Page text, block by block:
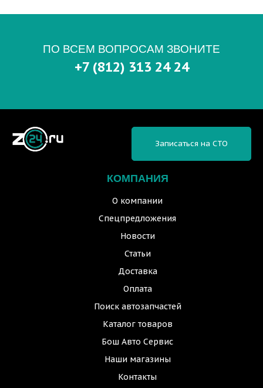
ПО ВСЕМ ВОПРОСАМ ЗВОНИТЕ
+7 (812) 313 24 24
КОМПАНИЯ
О компании
Спецпредложения
Новости
Статьи
Доставка
Оплата
Поиск автозапчастей
Каталог товаров
Бош Авто Сервис
Наши магазины
Контакты
Записаться на СТО